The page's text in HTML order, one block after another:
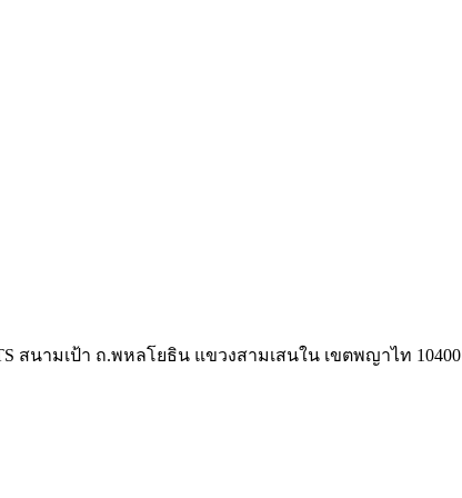
สนามเป้า ถ.พหลโยธิน แขวงสามเสนใน เขตพญาไท 10400